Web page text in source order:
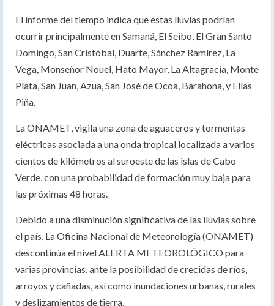
El informe del tiempo indica que estas lluvias podrían
ocurrir principalmente en Samaná, El Seibo, El Gran Santo
Domingo, San Cristóbal, Duarte, Sánchez Ramírez, La
Vega, Monseñor Nouel, Hato Mayor, La Altagracia, Monte
Plata, San Juan, Azua, San José de Ocoa, Barahona, y Elías
Piña.
La ONAMET, vigila una zona de aguaceros y tormentas
eléctricas asociada a una onda tropical localizada a varios
cientos de kilómetros al suroeste de las islas de Cabo
Verde, con una probabilidad de formación muy baja para
las próximas 48 horas.
Debido a una disminución significativa de las lluvias sobre
el país, La Oficina Nacional de Meteorología (ONAMET)
descontinúa el nivel ALERTA METEOROLÓGICO para
varias provincias, ante la posibilidad de crecidas de ríos,
arroyos y cañadas, así como inundaciones urbanas, rurales
y deslizamientos de tierra.